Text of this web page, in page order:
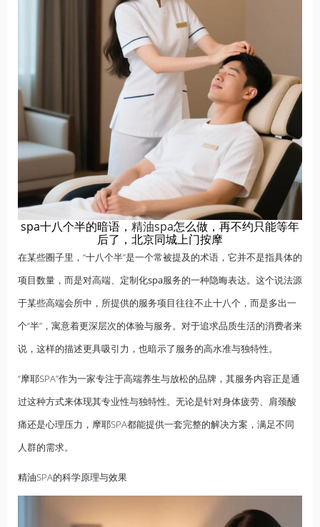
spa十八个半的暗语， 精油spa怎么做，再不约只能等年
后了，北京同城上门按摩
在某些圈子里，“十八个半”是一个常被提及的术语，它并不是指具体的
项目数量，而是对高端、定制化spa服务的一种隐晦表达。这个说法源
于某些高端会所中，所提供的服务项目往往不止十八个，而是多出一
个“半”，寓意着更深层次的体验与服务。对于追求品质生活的消费者来
说，这样的描述更具吸引力，也暗示了服务的高水准与独特性。
“摩耶SPA”作为一家专注于高端养生与放松的品牌，其服务内容正是通
过这种方式来体现其专业性与独特性。无论是针对身体疲劳、肩颈酸
痛还是心理压力，摩耶SPA都能提供一套完整的解决方案，满足不同
人群的需求。
精油SPA的科学原理与效果